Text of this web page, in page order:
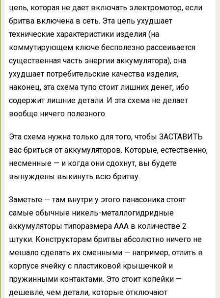
цепь, которая не дает включать электромотор, если
бритва включена в сеть. Эта цепь ухудшает
технические характеристики изделия (на
коммутирующем ключе бесполезно рассеивается
существенная часть энергии аккумулятора), она
ухудшает потребительские качества изделия,
наконец, эта схема тупо стоит лишних денег, ибо
содержит лишние детали. И эта схема не делает
вообще ничего полезного.
Эта схема нужна только для того, чтобы ЗАСТАВИТЬ
вас бриться от аккумуляторов. Которые, естественно,
несменные — и когда они сдохнут, вы будете
вынуждены выкинуть всю бритву.
Заметьте — там внутри у этого панасоника стоят
самые обычные никель-металлогидридные
аккумуляторы типоразмера ААА в количестве 2
штуки. Конструкторам бритвы абсолютно ничего не
мешало сделать их сменными — например, отлить в
корпусе ячейку с пластиковой крышечкой и
пружинными контактами. Это стоит копейки —
дешевле, чем детали, которые отключают